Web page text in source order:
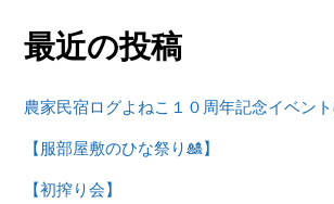
最近の投稿
農家民宿ログよねこ１０周年記念イベン
【服部屋敷のひな祭り🎎】
【初搾り会】